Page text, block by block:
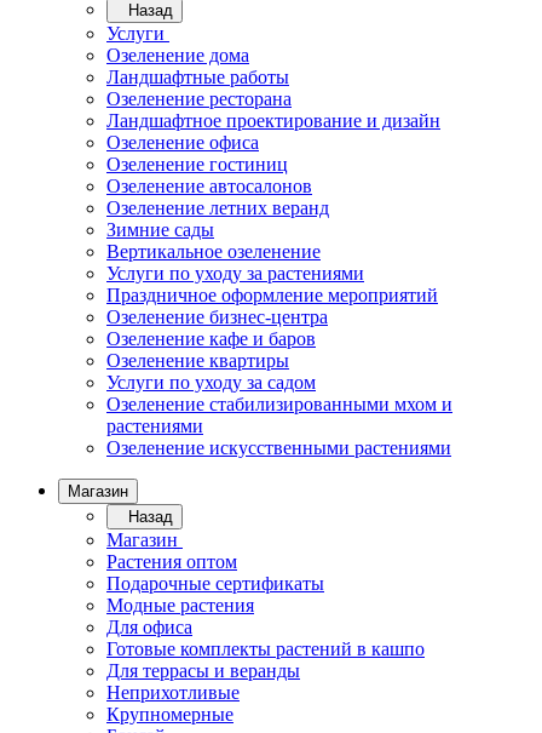
Назад
Услуги
Озеленение дома
Ландшафтные работы
Озеленение ресторана
Ландшафтное проектирование и дизайн
Озеленение офиса
Озеленение гостиниц
Озеленение автосалонов
Озеленение летних веранд
Зимние сады
Вертикальное озеленение
Услуги по уходу за растениями
Праздничное оформление мероприятий
Озеленение бизнес-центра
Озеленение кафе и баров
Озеленение квартиры
Услуги по уходу за садом
Озеленение стабилизированными мхом и
растениями
Озеленение искусственными растениями
Магазин
Назад
Магазин
Растения оптом
Подарочные сертификаты
Модные растения
Для офиса
Готовые комплекты растений в кашпо
Для террасы и веранды
Неприхотливые
Крупномерные